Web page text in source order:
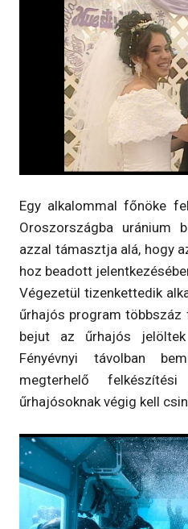
Egy alkalommal főnöke
Oroszországba uránium
azzal támasztja alá, hogy
hoz beadott
Végezetül tizenkettedik
űrhajós program többszáz
bejut az űrhajós
Fényévnyi távolban
megterhelő
űrhajósoknak végig kell